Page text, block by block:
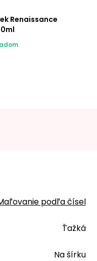
Renaissance
podľa čísel
Ťažká
Na šírku